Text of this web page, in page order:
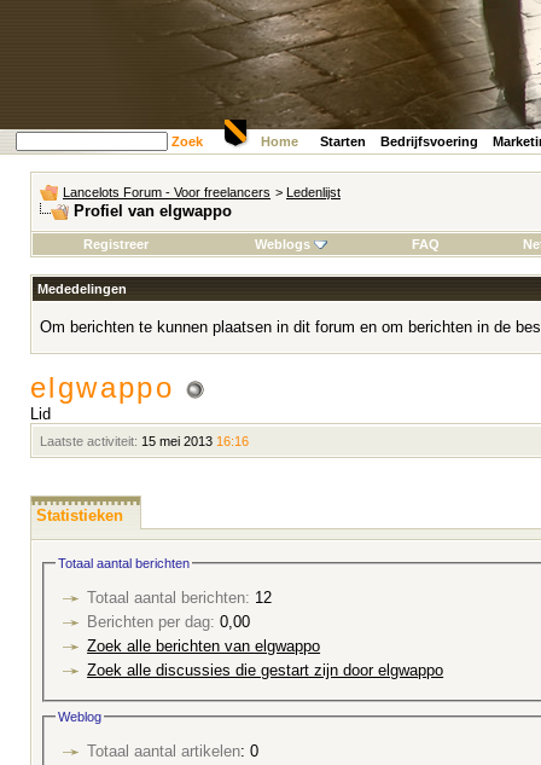
Zoek Home Starten Bedrijfsvoering
Lancelots Forum - Voor freelancers > Ledenlijst
Profiel van elgwappo
Registreer Weblogs FAQ
Mededelingen
Om berichten te kunnen plaatsen in dit forum en om berichten in de
elgwappo
Lid
Laatste activiteit: 15 mei 2013 16:16
Statistieken
Totaal aantal berichten
Totaal aantal berichten: 12
Berichten per dag: 0,00
Zoek alle berichten van elgwappo
Zoek alle discussies die gestart zijn door elgwappo
Weblog
Totaal aantal artikelen: 0